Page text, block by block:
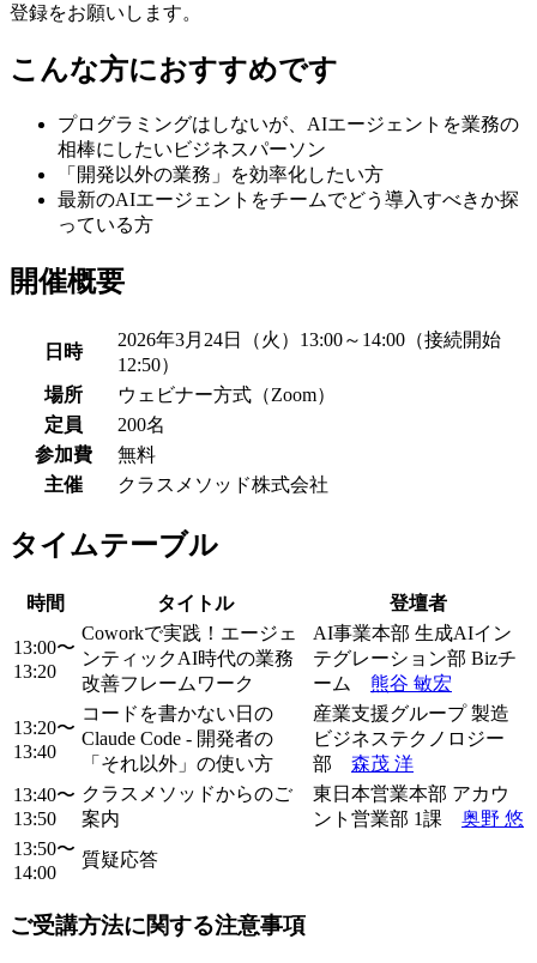
登録をお願いします。
こんな方におすすめです
プログラミングはしないが、AIエージェントを業務の
相棒にしたいビジネスパーソン
「開発以外の業務」を効率化したい方
最新のAIエージェントをチームでどう導入すべきか探
っている方
開催概要
日時
2026年3月24日（火）13:00～14:00（接続開始
12:50）
場所
ウェビナー方式（Zoom）
定員
200名
参加費
無料
主催
クラスメソッド株式会社
タイムテーブル
時間 タイトル 登壇者
13:00〜
13:20
Coworkで実践！エージェ
ンティックAI時代の業務
改善フレームワーク
AI事業本部 生成AIイン
テグレーション部 Bizチ
ーム 熊谷 敏宏
13:20〜
13:40
コードを書かない日の
Claude Code - 開発者の
「それ以外」の使い方
産業支援グループ 製造
ビジネステクノロジー
部 森茂 洋
13:40〜
13:50
クラスメソッドからのご
案内
東日本営業本部 アカウ
ント営業部 1課 奥野 悠
13:50〜
14:00
質疑応答
ご受講方法に関する注意事項